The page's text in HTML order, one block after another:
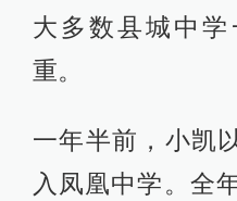
大多数县城中
重。
一年半前，小凯
入凤凰中学。全